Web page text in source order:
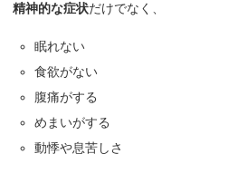
精神的な症状だけでなく、
眠れない
食欲がない
腹痛がする
めまいがする
動悸や息苦しさ